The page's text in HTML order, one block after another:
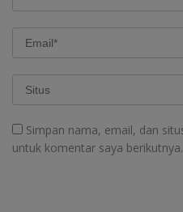
Simpan nama, email, dan
untuk komentar saya berikutnya.